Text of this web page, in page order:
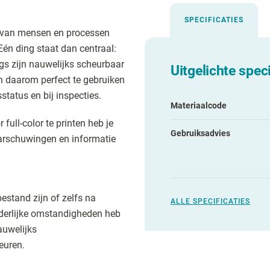
mensen en processen
ding staat dan centraal:
zijn nauwelijks scheurbaar
daarom perfect te gebruiken
en bij inspecties.
full-color te printen heb je
en informatie
zijn of zelfs na
omstandigheden heb
SPECIFICATIES
Uitgelichte
Materiaalcode
Gebruiksadvies
ALLE SPECIFICATIES